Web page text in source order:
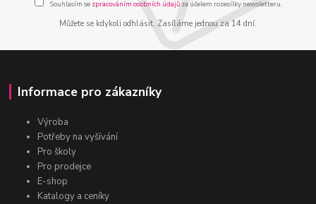
Souhlasím se zpracováním osobních údajůza účelem rozesílky newsletteru.
Můžete se kdykoli odhlásit. Zasíláme jednou za 14 dní.
Informace pro zákazníky
Výroba
Potřeby na vyšívání
Pro školy
Pro prodejce
E-shop
Katalogy a ceníky